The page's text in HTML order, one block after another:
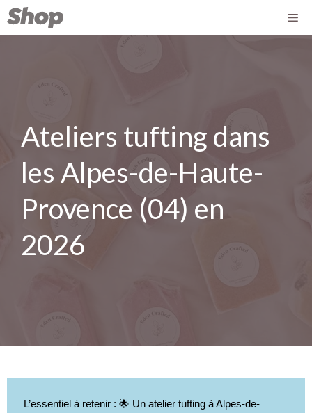
Ateliers tufting dans
les Alpes-de-Haute-
Provence (04) en
2026
L’essentiel à retenir : 🌟 Un atelier tufting à Alpes-de-